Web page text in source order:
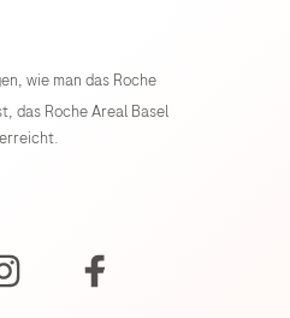
wie man das Roche
das Roche Areal Basel